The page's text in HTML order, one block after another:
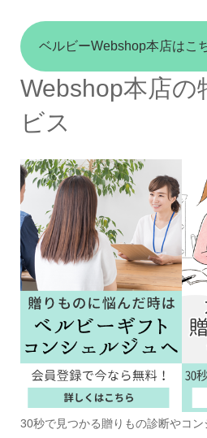
ベルビーWebshop本店はこ
Webshop本店の
ビス
30秒で見つかる贈りもの診断やコ